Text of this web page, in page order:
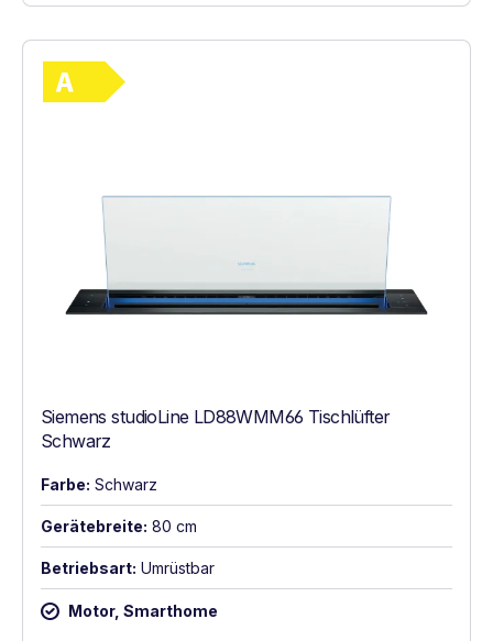
Siemens studioLine LD88WMM66 Tischlüfter
Schwarz
Farbe: Schwarz
Gerätebreite: 80 cm
Betriebsart: Umrüstbar
Motor, Smarthome